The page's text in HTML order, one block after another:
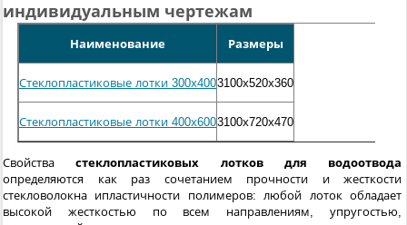
индивидуальным чертежам
Наименование Размеры
Стеклопластиковые лотки 300х4003100х520х360
Стеклопластиковые лотки 400х6003100х720х470
Свойствастеклопластиковых лотков для водоотвода
определяются как раз сочетанием прочности и жесткости
стекловолокна ипластичности полимеров: любой лоток обладает
высокой жесткостью по всем направлениям, упругостью,